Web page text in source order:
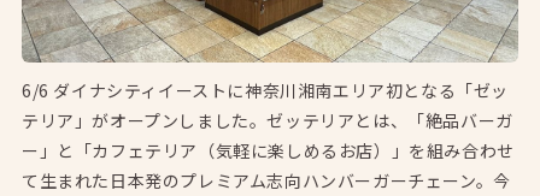
6/6 ダイナシティイーストに神奈川湘南エリア初となる「ゼッ
テリア」がオープンしました。ゼッテリアとは、「絶品バーガ
ー」と「カフェテリア（気軽に楽しめるお店）」を組み合わせ
て生まれた日本発のプレミアム志向ハンバーガーチェーン。今